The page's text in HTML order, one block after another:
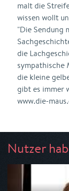
malt die
wissen wollt
"Die Sendung
die
sympathische
die kleine
gibt es immer
www.die-
Nutzer